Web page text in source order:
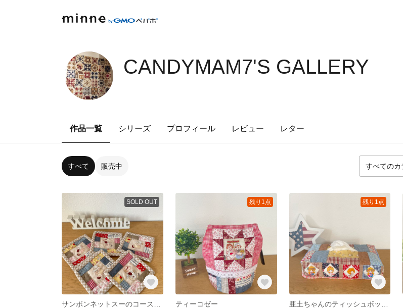
CANDYMAM7'S GALLERY
作品一覧 シリーズ プロフィール レビュー レター
すべて 販売中
SOLD OUT 残り1点
ティーコゼー
残り1点